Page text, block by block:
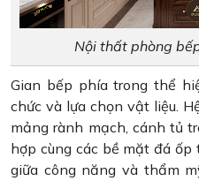
Nội thất phòng
Gian bếp phía trong thể
chức và lựa chọn vật liệu.
mảng rành mạch, cánh tủ
hợp cùng các bề mặt đá
giữa công năng và thẩm